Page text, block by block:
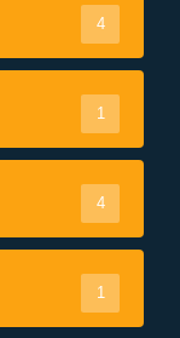
4
1
4
1